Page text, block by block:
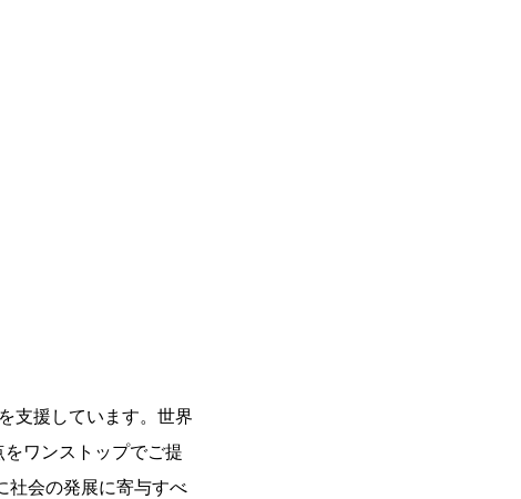
支援しています。世界
ワンストップでご提
社会の発展に寄与すべ